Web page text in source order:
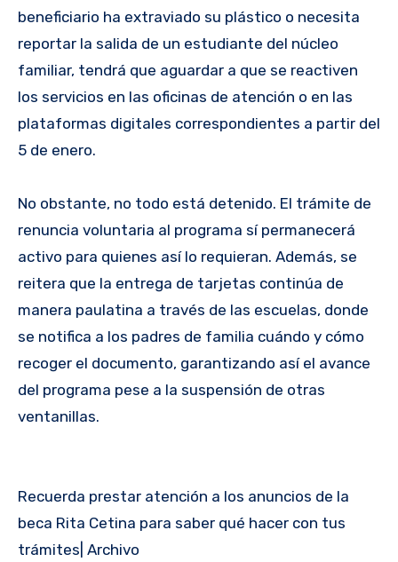
beneficiario ha extraviado su plástico o necesita
reportar la salida de un estudiante del núcleo
familiar, tendrá que aguardar a que se reactiven
los servicios en las oficinas de atención o en las
plataformas digitales correspondientes a partir del
5 de enero.
No obstante, no todo está detenido. El trámite de
renuncia voluntaria al programa sí permanecerá
activo para quienes así lo requieran. Además, se
reitera que la entrega de tarjetas continúa de
manera paulatina a través de las escuelas, donde
se notifica a los padres de familia cuándo y cómo
recoger el documento, garantizando así el avance
del programa pese a la suspensión de otras
ventanillas.
Recuerda prestar atención a los anuncios de la
beca Rita Cetina para saber qué hacer con tus
trámites| Archivo